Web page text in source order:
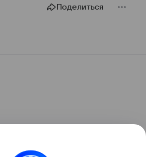
Поделиться